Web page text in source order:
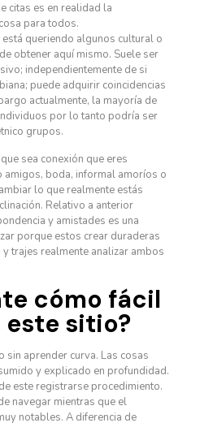
citas es en realidad la
para todos.
queriendo algunos cultural o
obtener aquí mismo. Suele ser
independientemente de si
puede adquirir coincidencias
actualmente, la mayoría de
por lo tanto podría ser
grupos.
sea conexión que eres
boda, informal amoríos o
lo que realmente estás
Relativo a anterior
y amistades es una
porque estos crear duraderas
trajes realmente analizar ambos
cómo fácil
este sitio?
sin aprender curva. Las cosas
y explicado en profundidad.
este registrarse procedimiento.
navegar mientras que el
notables. A diferencia de